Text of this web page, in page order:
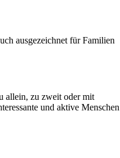
ausgezeichnet für Familien
allein, zu zweit oder mit
und aktive Menschen